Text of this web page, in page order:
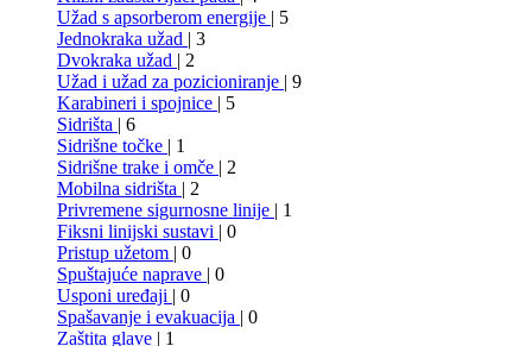
Užad s apsorberom energije | 5
Jednokraka užad | 3
Dvokraka užad | 2
Užad i užad za pozicioniranje | 9
Karabineri i spojnice | 5
Sidrišta | 6
Sidrišne točke | 1
Sidrišne trake i omče | 2
Mobilna sidrišta | 2
Privremene sigurnosne linije | 1
Fiksni linijski sustavi | 0
Pristup užetom | 0
Spuštajuće naprave | 0
Usponi uređaji | 0
Spašavanje i evakuacija | 0
Zaštita glave | 1